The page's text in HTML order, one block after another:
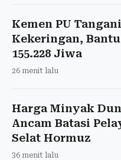
Kemen PU
Kekeringan,
155.228 Jiwa
26 menit lalu
Harga Minyak
Ancam Batasi
Selat Hormuz
36 menit lalu